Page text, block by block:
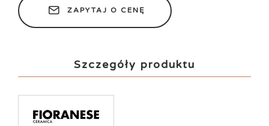
ZAPYTAJ O CENĘ
Szczegóły produktu